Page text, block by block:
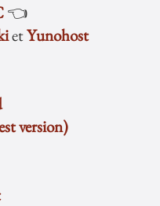
👈
etYunohost
version)